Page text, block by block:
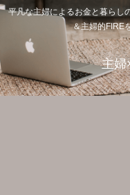
平凡な主婦によるお金と暮らし
＆主婦的FIRE
主婦